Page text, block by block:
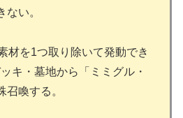
い。
材を1つ取り除いて発動でき
キ・墓地から「ミミグル・
召喚する。